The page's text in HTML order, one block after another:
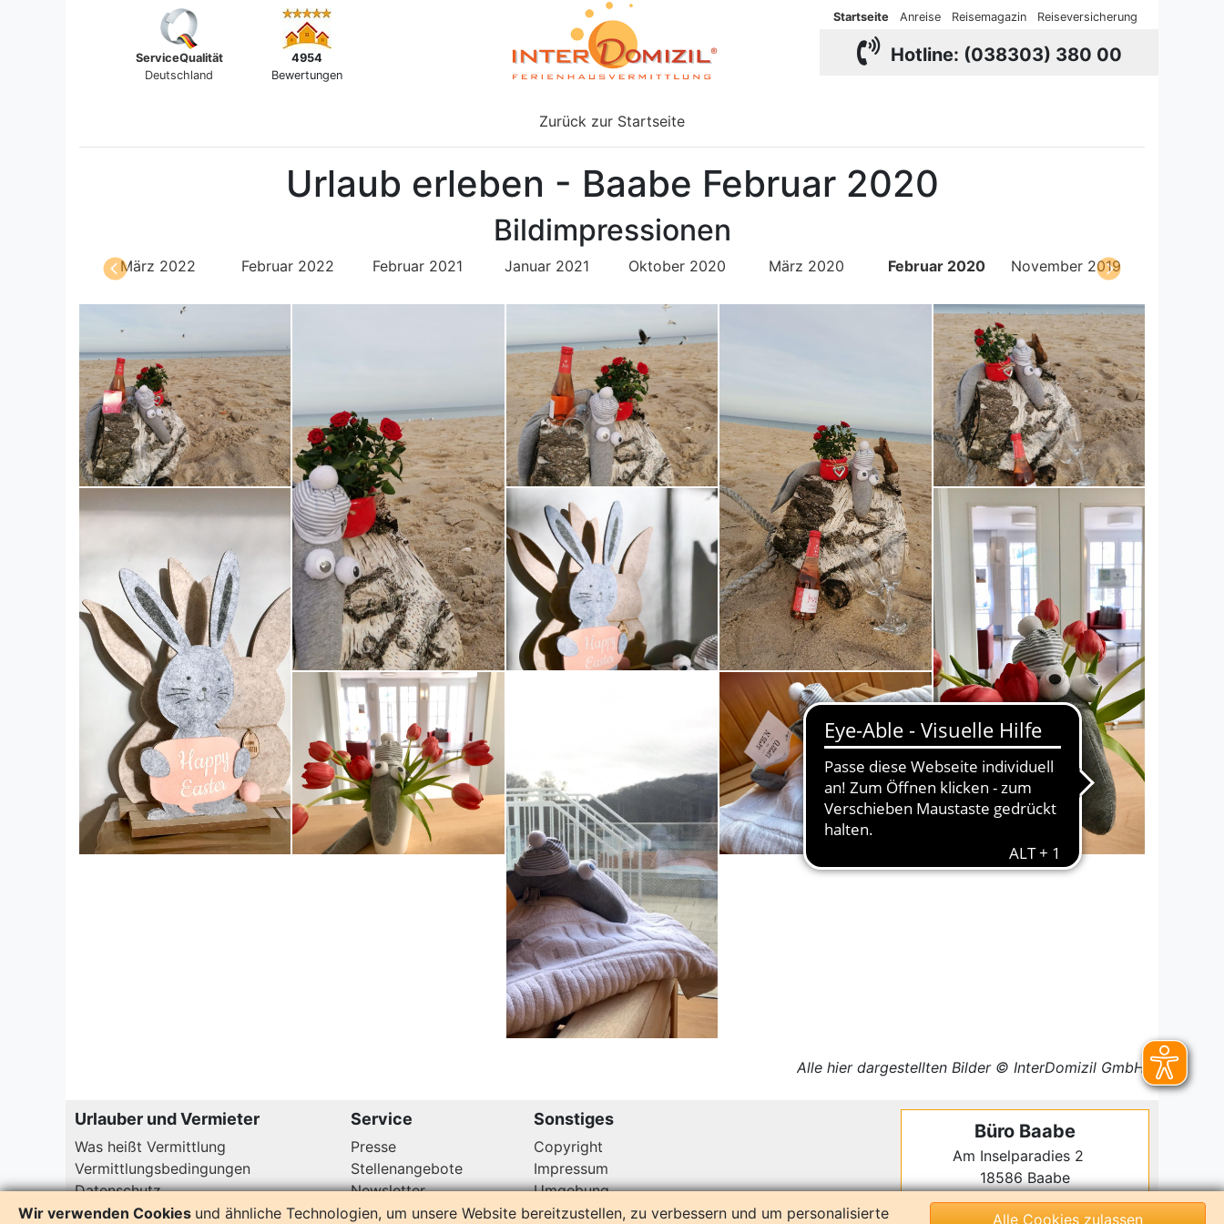
ServiceQualität
Deutschland
4954
Bewertungen
Startseite Anreise Reisemagazin Reiseversicherung
Hotline: (038303) 380 00
Zurück zur Startseite
Urlaub erleben - Baabe Februar 2020
Bildimpressionen
März 2022 Februar 2022 Februar 2021 Januar 2021 Oktober 2020 März 2020 Februar 2020 November 2019
Alle hier dargestellten Bilder © InterDomizil GmbH
Urlauber und Vermieter
Was heißt Vermittlung
Vermittlungsbedingungen
Datenschutz
Service
Presse
Stellenangebote
Newsletter
Rügen aktuell
Sonstiges
Copyright
Impressum
Umgebung
Büro Baabe
Am Inselparadies 2
18586 Baabe
(038303) 380 00
Wir verwenden Cookies und ähnliche Technologien, um unsere Website bereitzustellen, zu verbessern und um personalisierte Alle Cookies zulassen